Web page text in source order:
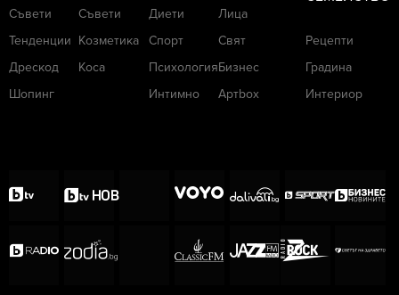
Съвети
Тенденции
Дрескод
Шопинг
Съвети
Козметика
Коса
Диети
Спорт
Психология
Интимно
Лица
Свят
Бизнес
Артbox
Рецепти
Градина
Интериор